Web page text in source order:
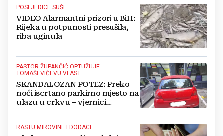
POSLJEDICE SUŠE
VIDEO Alarmantni prizori u BiH:
Rijeka u potpunosti presušila,
riba uginula
PASTOR ŽUPANČIĆ OPTUŽUJE
TOMAŠEVIĆEVU VLAST
SKANDALOZAN POTEZ: Preko
noći iscrtano parkirno mjesto na
ulazu u crkvu – vjernici
RASTU MIROVINE I DODACI